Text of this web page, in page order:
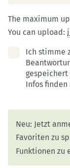
Ich stimme
Infos finden
The maximum
You can upload:
Neu: Jetzt
Favoriten zu
Funktionen zu